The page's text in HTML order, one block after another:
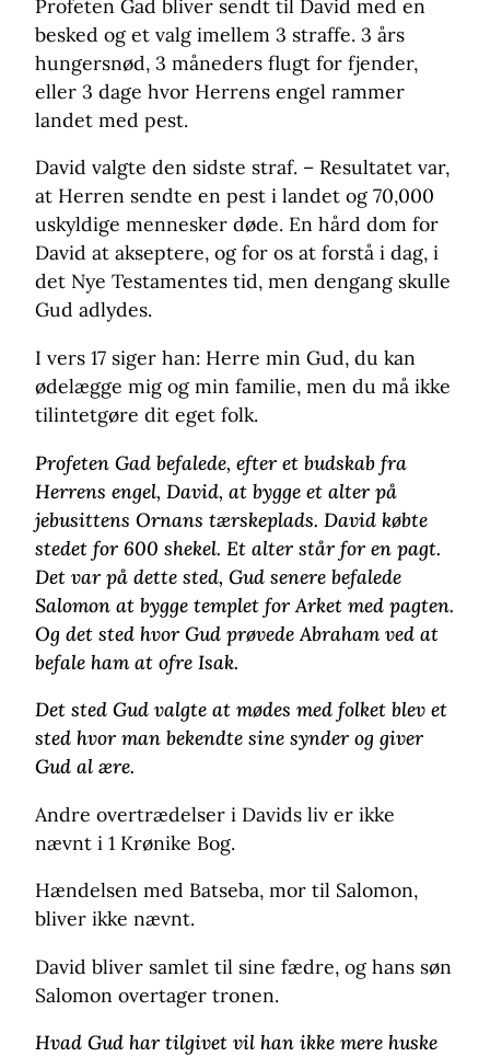
Profeten Gad bliver sendt til David med en
besked og et valg imellem 3 straffe. 3 års
hungersnød, 3 måneders flugt for fjender,
eller 3 dage hvor Herrens engel rammer
landet med pest.
David valgte den sidste straf. – Resultatet var,
at Herren sendte en pest i landet og 70,000
uskyldige mennesker døde. En hård dom for
David at akseptere, og for os at forstå i dag, i
det Nye Testamentes tid, men dengang skulle
Gud adlydes.
I vers 17 siger han: Herre min Gud, du kan
ødelægge mig og min familie, men du må ikke
tilintetgøre dit eget folk.
Profeten Gad befalede, efter et budskab fra
Herrens engel, David, at bygge et alter på
jebusittens Ornans tærskeplads. David købte
stedet for 600 shekel. Et alter står for en pagt.
Det var på dette sted, Gud senere befalede
Salomon at bygge templet for Arket med pagten.
Og det sted hvor Gud prøvede Abraham ved at
befale ham at ofre Isak.
Det sted Gud valgte at mødes med folket blev et
sted hvor man bekendte sine synder og giver
Gud al ære.
Andre overtrædelser i Davids liv er ikke
nævnt i 1 Krønike Bog.
Hændelsen med Batseba, mor til Salomon,
bliver ikke nævnt.
David bliver samlet til sine fædre, og hans søn
Salomon overtager tronen.
Hvad Gud har tilgivet vil han ikke mere huske